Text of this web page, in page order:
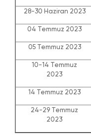
28-30 Haziran 2023
04 Temmuz 2023
05 Temmuz 2023
10-14 Temmuz
2023
14 Temmuz 2023
24-29 Temmuz
2023